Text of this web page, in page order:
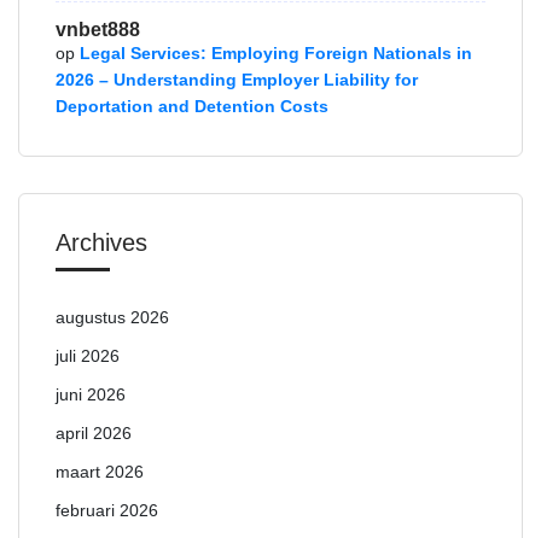
vnbet888
op Legal Services: Employing Foreign Nationals in
2026 – Understanding Employer Liability for
Deportation and Detention Costs
Archives
augustus 2026
juli 2026
juni 2026
april 2026
maart 2026
februari 2026